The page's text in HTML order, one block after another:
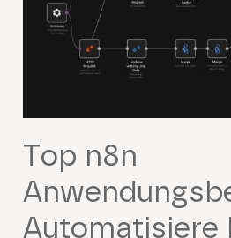
Top n8n
Automatisiere